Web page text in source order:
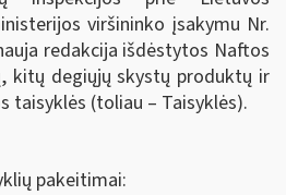
viršininko įsakymu Nr.
redakcija išdėstytos Naftos
kitų degiųjų skystų produktų ir
taisyklės (toliau – Taisyklės).
pakeitimai: